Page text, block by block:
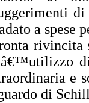
a spese
rivincita
di
e
di